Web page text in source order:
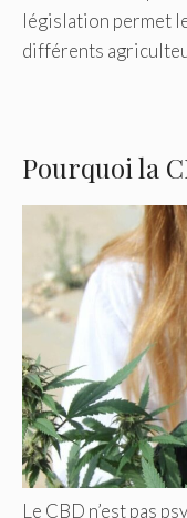
législation permet
différents
Pourquoi la
Le CBD n’est pas